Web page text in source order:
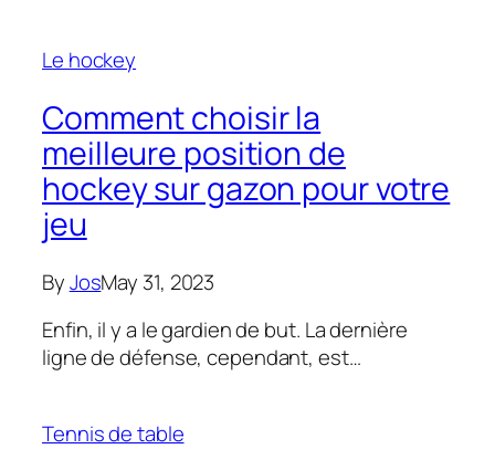
Le hockey
Comment choisir la
meilleure position de
hockey sur gazon pour votre
jeu
ByJosMay 31, 2023
Enfin, il y a le gardien de but. La dernière
ligne de défense, cependant, est…
Tennis de table